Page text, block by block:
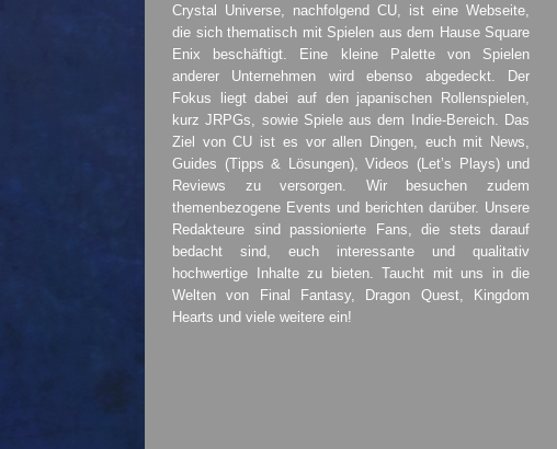
Crystal Universe, nachfolgend CU, ist eine Webseite,
die sich thematisch mit Spielen aus dem Hause Square
Enix beschäftigt. Eine kleine Palette von Spielen
anderer Unternehmen wird ebenso abgedeckt. Der
Fokus liegt dabei auf den japanischen Rollenspielen,
kurz JRPGs, sowie Spiele aus dem Indie-Bereich. Das
Ziel von CU ist es vor allen Dingen, euch mit News,
Guides (Tipps & Lösungen), Videos (Let’s Plays) und
Reviews zu versorgen. Wir besuchen zudem
themenbezogene Events und berichten darüber. Unsere
Redakteure sind passionierte Fans, die stets darauf
bedacht sind, euch interessante und qualitativ
hochwertige Inhalte zu bieten. Taucht mit uns in die
Welten von Final Fantasy, Dragon Quest, Kingdom
Hearts und viele weitere ein!